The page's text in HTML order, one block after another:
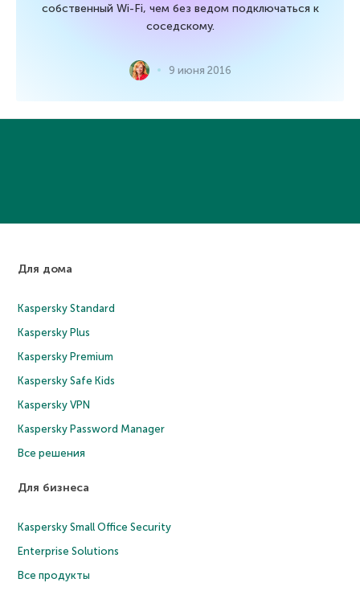
собственный Wi-Fi, чем без ведом подключаться к
соседскому.
9 июня 2016
Для дома
Kaspersky Standard
Kaspersky Plus
Kaspersky Premium
Kaspersky Safe Kids
Kaspersky VPN
Kaspersky Password Manager
Все решения
Для бизнеса
Kaspersky Small Office Security
Enterprise Solutions
Все продукты